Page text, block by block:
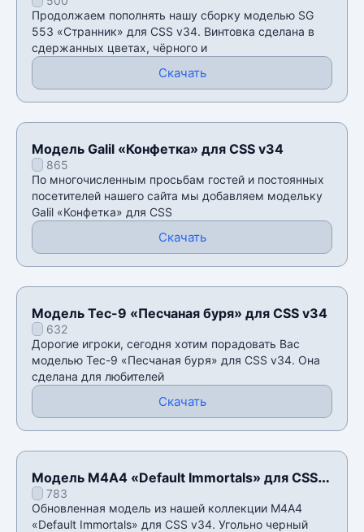
Продолжаем пополнять нашу сборку моделью SG
553 «Странник» для CSS v34. Винтовка сделана в
сдержанных цветах, чёрного и
Скачать
Модель Galil «Конфетка» для CSS v34
865
По многочисленным просьбам гостей и постоянных
посетителей нашего сайта мы добавляем модельку
Galil «Конфетка» для CSS
Скачать
Модель Tec-9 «Песчаная буря» для CSS v34
632
Дорогие игроки, сегодня хотим порадовать Вас
моделью Tec-9 «Песчаная буря» для CSS v34. Она
сделана для любителей
Скачать
Модель М4А4 «Default Immortals» для CSS
v34783
Обновленная модель из нашей коллекции М4А4
«Default Immortals» для CSS v34. Угольно черный